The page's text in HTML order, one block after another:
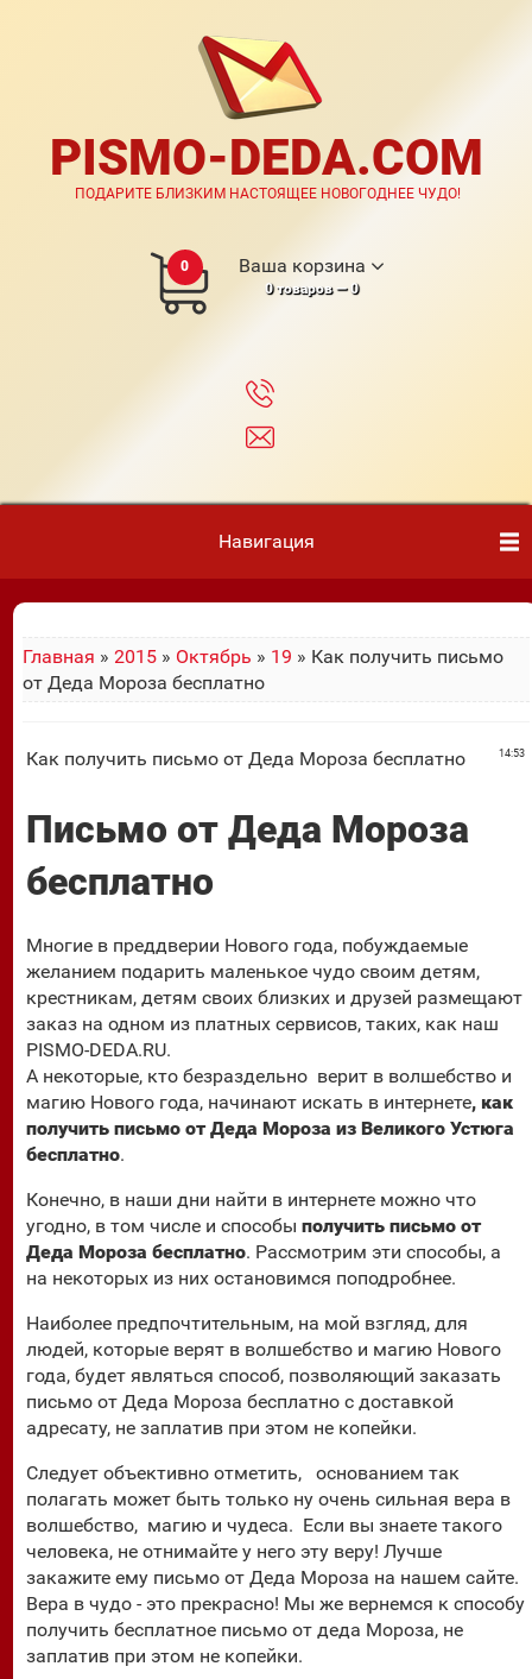
PISMO-DEDA.COM
ПОДАРИТЕ БЛИЗКИМ НАСТОЯЩЕЕ НОВОГОДНЕЕ ЧУДО!
0 Ваша корзина
0товаров —0
Навигация
Главная »2015 » Октябрь » 19 » Как получить письмо
от Деда Мороза бесплатно
14:53
Как получить письмо от Деда Мороза бесплатно
Письмо от Деда Мороза
бесплатно
Многие в преддверии Нового года, побуждаемые
желанием подарить маленькое чудо своим детям,
крестникам, детям своих близких и друзей размещают
заказ на одном из платных сервисов, таких, как наш
PISMO-DEDA.RU.
А некоторые, кто безраздельно верит в волшебство и
магию Нового года, начинают искать в интернете, как
получить письмо от Деда Мороза из Великого Устюга
бесплатно.
Конечно, в наши дни найти в интернете можно что
угодно, в том числе и способыполучить письмо от
Деда Мороза бесплатно. Рассмотрим эти способы, а
на некоторых из них остановимся поподробнее.
Наиболее предпочтительным, на мой взгляд, для
людей, которые верят в волшебство и магию Нового
года, будет являться способ, позволяющий заказать
письмо от Деда Мороза бесплатно с доставкой
адресату, не заплатив при этом не копейки.
Следует объективно отметить, основанием так
полагать может быть только ну очень сильная вера в
волшебство, магию и чудеса. Если вы знаете такого
человека, не отнимайте у него эту веру! Лучше
закажите ему письмо от Деда Мороза на нашем сайте.
Вера в чудо - это прекрасно! Мы же вернемся к способу
получить бесплатное письмо от деда Мороза, не
заплатив при этом не копейки.